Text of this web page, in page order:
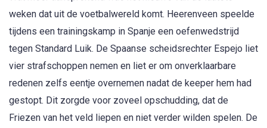
weken dat uit de voetbalwereld komt. Heerenveen speelde
tijdens een trainingskamp in Spanje een oefenwedstrijd
tegen Standard Luik. De Spaanse scheidsrechter Espejo liet
vier strafschoppen nemen en liet er om onverklaarbare
redenen zelfs eentje overnemen nadat de keeper hem had
gestopt. Dit zorgde voor zoveel opschudding, dat de
Friezen van het veld liepen en niet verder wilden spelen. De